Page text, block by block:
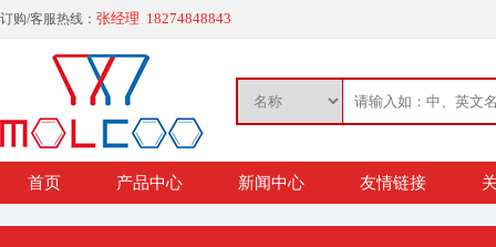
订购/客服热线： 张经理 18274848843
首页 产品中心 新闻中心 友情链接